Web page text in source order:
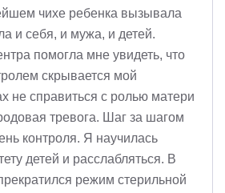
чихе ребенка вызывала
и себя, и мужа, и детей.
помогла мне увидеть, что
скрывается мой
не справиться с ролью матери
тревога. Шаг за шагом
контроля. Я научилась
детей и расслабляться. В
режим стерильной